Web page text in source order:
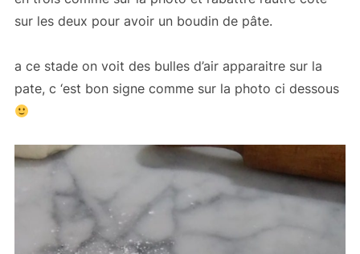
sur les deux pour avoir un boudin de pâte.
a ce stade on voit des bulles d’air apparaitre sur la
pate, c ‘est bon signe comme sur la photo ci dessous